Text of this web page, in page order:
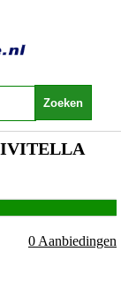
0 Aanbiedingen